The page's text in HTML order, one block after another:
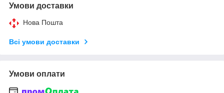
Умови доставки
Нова Пошта
Всі умови доставки
Умови оплати